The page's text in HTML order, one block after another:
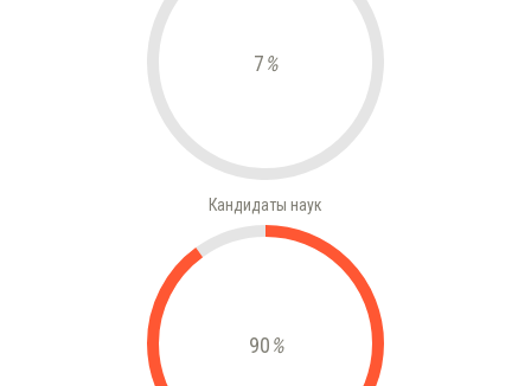
7%
Кандидаты наук
90%